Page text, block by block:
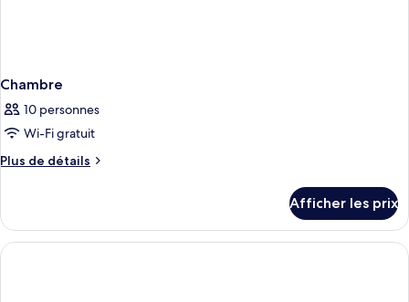
Chambre
10 personnes
Wi-Fi gratuit
Plus de détails
Plus
Chambre
Afficher les prix